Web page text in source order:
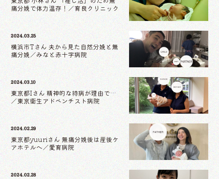
痛分娩で体力温存！／育良クリニック
2024.03.25
横浜市Tさん 夫から見た自然分娩と無
痛分娩／みなと赤十字病院
2024.03.10
東京都Iさん 精神的な持病が理由で…
／東京衛生アドベンチスト病院
2024.02.29
東京都yuuriさん 無痛分娩後は産後ケ
アホテルへ／愛育病院
2024.02.28